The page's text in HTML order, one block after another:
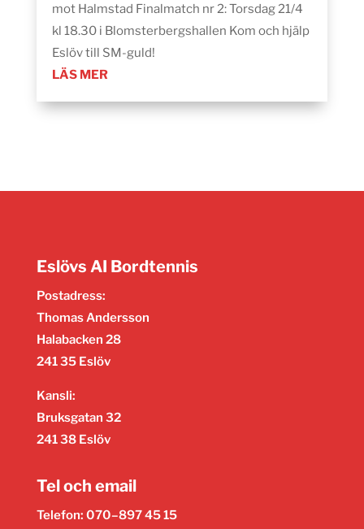
mot Halmstad Finalmatch nr 2: Torsdag 21/4
kl 18.30 i Blomsterbergshallen Kom och hjälp
Eslöv till SM-guld!
LÄS MER
Eslövs AI Bordtennis
Postadress:
Thomas Andersson
Halabacken 28
241 35 Eslöv
Kansli:
Bruksgatan 32
241 38 Eslöv
Tel och email
Telefon: 070–897 45 15